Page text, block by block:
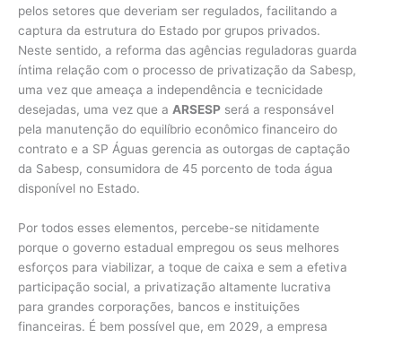
pelos setores que deveriam ser regulados, facilitando a
captura da estrutura do Estado por grupos privados.
Neste sentido, a reforma das agências reguladoras guarda
íntima relação com o processo de privatização da Sabesp,
uma vez que ameaça a independência e tecnicidade
desejadas, uma vez que a ARSESP será a responsável
pela manutenção do equilíbrio econômico financeiro do
contrato e a SP Águas gerencia as outorgas de captação
da Sabesp, consumidora de 45 porcento de toda água
disponível no Estado.
Por todos esses elementos, percebe-se nitidamente
porque o governo estadual empregou os seus melhores
esforços para viabilizar, a toque de caixa e sem a efetiva
participação social, a privatização altamente lucrativa
para grandes corporações, bancos e instituições
financeiras. É bem possível que, em 2029, a empresa